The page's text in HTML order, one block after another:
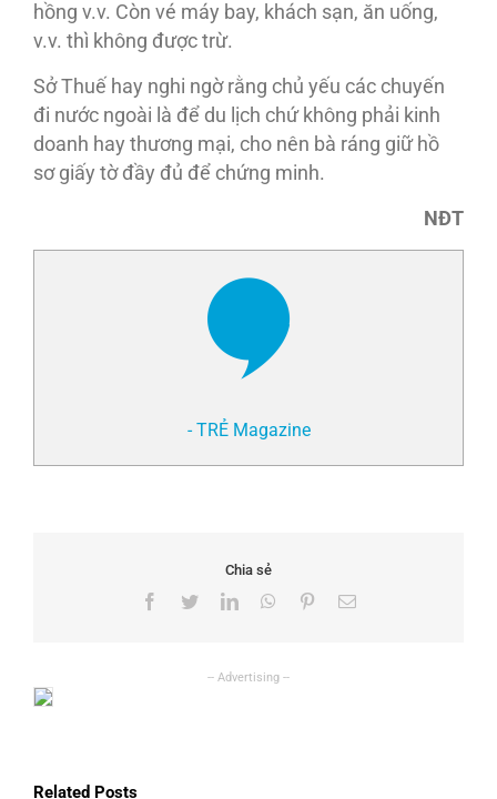
hồng v.v. Còn vé máy bay, khách sạn, ăn uống,
v.v. thì không được trừ.
Sở Thuế hay nghi ngờ rằng chủ yếu các chuyến
đi nước ngoài là để du lịch chứ không phải kinh
doanh hay thương mại, cho nên bà ráng giữ hồ
sơ giấy tờ đầy đủ để chứng minh.
NĐT
- TRẺ Magazine
Chia sẻ
Facebook
TwitterLinkedInWhatsApp
PinterestEmail
Related Posts